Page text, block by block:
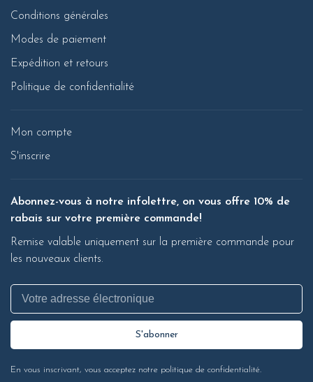
Conditions générales
Modes de paiement
Expédition et retours
Politique de confidentialité
Mon compte
S'inscrire
Abonnez-vous à notre infolettre, on vous offre 10% de
rabais sur votre première commande!
Remise valable uniquement sur la première commande pour
les nouveaux clients.
S'abonner
En vous inscrivant, vous acceptez notre politique de confidentialité.